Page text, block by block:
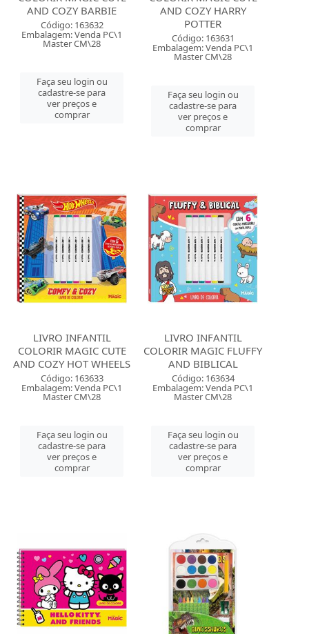
AND COZY BARBIE
Código: 163632
Embalagem: Venda PC\1
Master CM\28
Faça seu login ou
cadastre-se para
ver preços e
comprar
AND COZY HARRY
POTTER
Código: 163631
Embalagem: Venda PC\1
Master CM\28
Faça seu login ou
cadastre-se para
ver preços e
comprar
LIVRO INFANTIL
COLORIR MAGIC CUTE
AND COZY HOT WHEELS
Código: 163633
Embalagem: Venda PC\1
Master CM\28
Faça seu login ou
cadastre-se para
ver preços e
comprar
LIVRO INFANTIL
COLORIR MAGIC FLUFFY
AND BIBLICAL
Código: 163634
Embalagem: Venda PC\1
Master CM\28
Faça seu login ou
cadastre-se para
ver preços e
comprar